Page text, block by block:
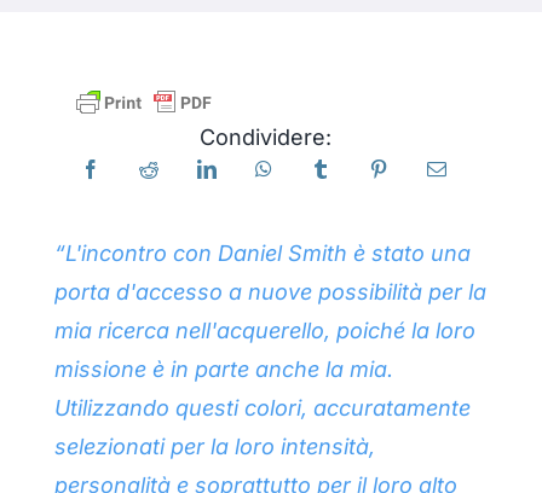
Risorse
Trova un rivenditore
Contattaci
Condividere:
“L'incontro con Daniel Smith è stato una
porta d'accesso a nuove possibilità per la
mia ricerca nell'acquerello, poiché la loro
missione è in parte anche la mia.
Utilizzando questi colori, accuratamente
selezionati per la loro intensità,
personalità e soprattutto per il loro alto